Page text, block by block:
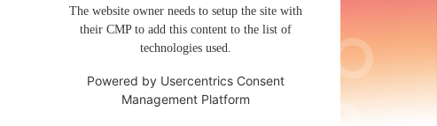
The website owner needs to setup the site with
their CMP to add this content to the list of
technologies used.
Powered by Usercentrics Consent
Management Platform